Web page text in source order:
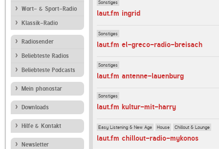
Wort- & Sport-Radio
Klassik-Radio
Radiosender
Beliebteste Radios
Beliebteste Podcasts
Mein phonostar
Downloads
Hilfe & Kontakt
Newsletter
Sonstiges
laut.fm ingrid
Sonstiges
laut.fm el-greco-radio-breisach
Sonstiges
laut.fm antenne-lauenburg
Sonstiges
laut.fm kultur-mit-harry
Easy Listening & New Age House Chillout & Lounge
laut.fm chillout-radio-mykonos